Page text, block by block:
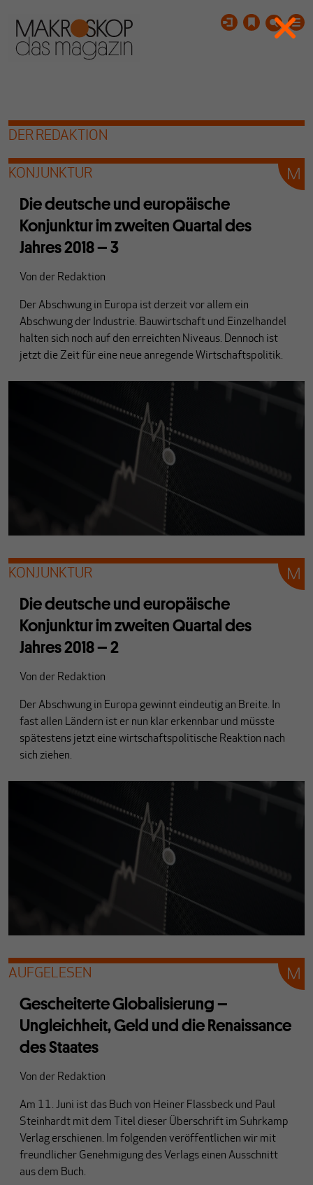
DER REDAKTION
KONJUNKTUR
Die deutsche und europäische
Konjunktur im zweiten Quartal des
Jahres 2018 – 3
Von der Redaktion
Der Abschwung in Europa ist derzeit vor allem ein
Abschwung der Industrie. Bauwirtschaft und Einzelhandel
halten sich noch auf den erreichten Niveaus. Dennoch ist
jetzt die Zeit für eine neue anregende Wirtschaftspolitik.
KONJUNKTUR
Die deutsche und europäische
Konjunktur im zweiten Quartal des
Jahres 2018 – 2
Von der Redaktion
Der Abschwung in Europa gewinnt eindeutig an Breite. In
fast allen Ländern ist er nun klar erkennbar und müsste
spätestens jetzt eine wirtschaftspolitische Reaktion nach
sich ziehen.
AUFGELESEN
Gescheiterte Globalisierung –
Ungleichheit, Geld und die Renaissance
des Staates
Von der Redaktion
Am 11. Juni ist das Buch von Heiner Flassbeck und Paul
Steinhardt mit dem Titel dieser Überschrift im Suhrkamp
Verlag erschienen. Im folgenden veröffentlichen wir mit
freundlicher Genehmigung des Verlags einen Ausschnitt
aus dem Buch.